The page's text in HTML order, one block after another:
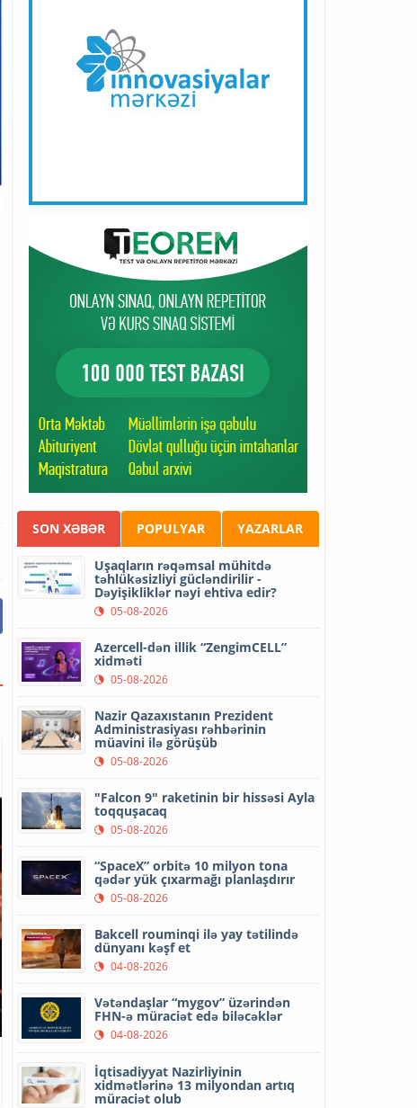
SON XƏBƏR POPULYAR YAZARLAR
Uşaqların rəqəmsal mühitdə
təhlükəsizliyi gücləndirilir -
Dəyişikliklər nəyi ehtiva edir?
05-08-2026
Azercell-dən illik “ZengimCELL”
xidməti
05-08-2026
Nazir Qazaxıstanın Prezident
Administrasiyası rəhbərinin
müavini ilə görüşüb
05-08-2026
"Falcon 9" raketinin bir hissəsi Ayla
toqquşacaq
05-08-2026
“SpaceX” orbitə 10 milyon tona
qədər yük çıxarmağı planlaşdırır
05-08-2026
Bakcell rouminqi ilə yay tətilində
dünyanı kəşf et
04-08-2026
Vətəndaşlar “mygov” üzərindən
FHN-ə müraciət edə biləcəklər
04-08-2026
İqtisadiyyat Nazirliyinin
xidmətlərinə 13 milyondan artıq
müraciət olub